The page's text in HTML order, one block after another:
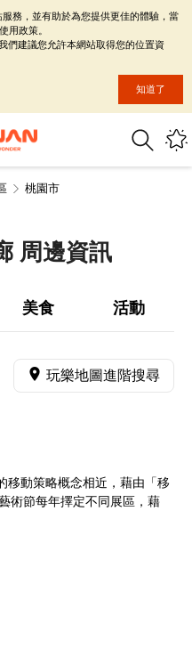
桃園市
周邊資訊
美食 活動
玩樂地圖進階搜尋
移動策略概念相近，藉由「移
術節每年擇定不同展區，藉
務，並有助於為您提供更佳的體驗，當
用政策。
們建議您允許本網站取得您的位置資
知道了